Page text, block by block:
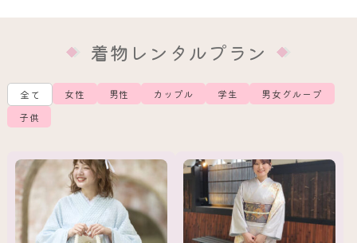
着物レンタルプラン
全て 女性 男性 カップル 学生
男女グループ
子供